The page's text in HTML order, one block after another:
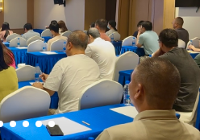
保修阶段法律风险...